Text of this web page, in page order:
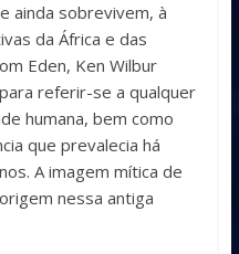
ainda sobrevivem, à
da África e das
Eden, Ken Wilbur
referir-se a qualquer
humana, bem como
que prevalecia há
A imagem mítica de
nessa antiga